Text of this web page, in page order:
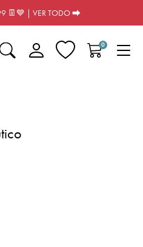
👖💙 | VER TODO ⮕
0